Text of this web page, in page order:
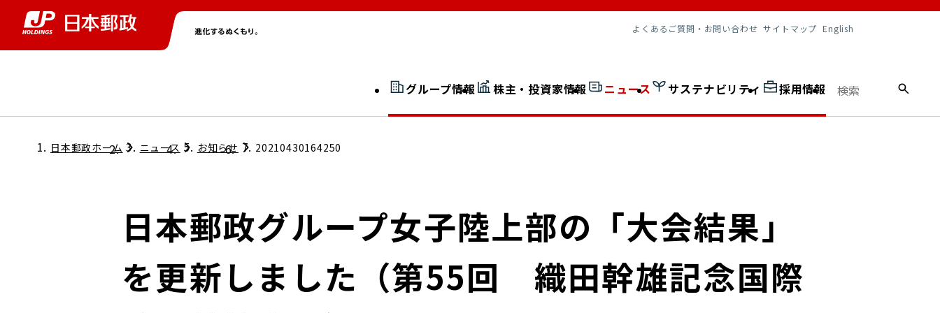
よくあるご質問・お問い合わせ サイトマップ English
グループ情報
グループ情報トップ 社長室通信
JP 改革実行委員会
広告ギャラリー
株主・投資家情報
株主・投資家情報トップ
個人投資家のみなさまへ
ニュース
ニューストップ
サステナビリティ
サステナビリティトップ
担当役員メッセージ
サステナビリティマネジメント
開示情報検索
採用情報
採用情報トップ
日本郵政ホーム ニュース お知らせ 20210430164250
日本郵政グループ女子陸上部の「大会結果」
を更新しました（第55回 織田幹雄記念国際